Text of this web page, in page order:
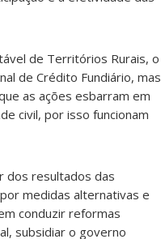
de Territórios Rurais, o
de Crédito Fundiário, mas
as ações esbarram em
civil, por isso funcionam
dos resultados das
medidas alternativas e
conduzir reformas
subsidiar o governo